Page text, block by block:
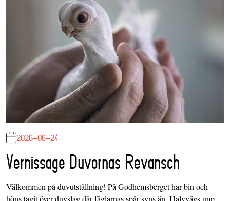
2026-06-24
Vernissage Duvornas Revansch
Välkommen på duvutställning! På Godhemsberget har bin och
höns tagit över duvslag där fåglarnas spår syns än. Halvvägs upp